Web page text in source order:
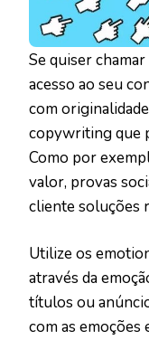
Se quiser
acesso ao seu
com
copywriting que
Como por
valor, provas
cliente soluções
Utilize os
através da
títulos ou
com as